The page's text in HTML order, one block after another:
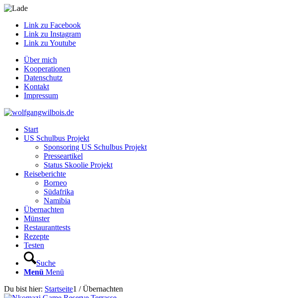
Link zu Facebook
Link zu Instagram
Link zu Youtube
Über mich
Kooperationen
Datenschutz
Kontakt
Impressum
Start
US Schulbus Projekt
Sponsoring US Schulbus Projekt
Presseartikel
Status Skoolie Projekt
Reiseberichte
Borneo
Südafrika
Namibia
Übernachten
Münster
Restauranttests
Rezepte
Testen
Suche
Menü Menü
Du bist hier: Startseite1 / Übernachten